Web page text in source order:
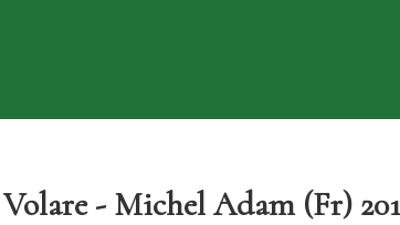
Volare - Michel Adam (Fr)